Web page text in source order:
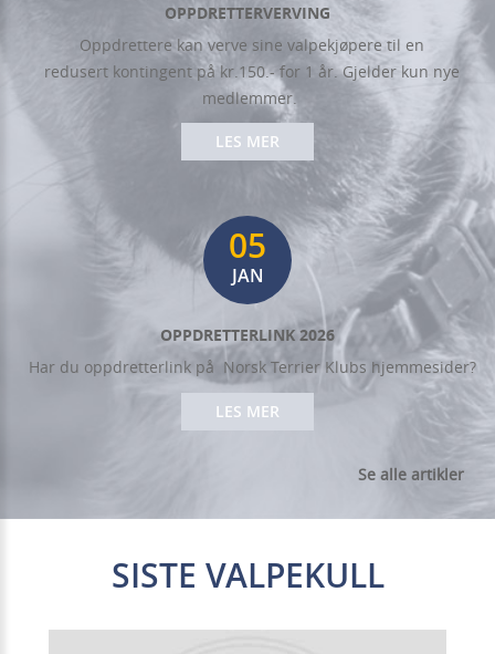
OPPDRETTERVERVING
Oppdrettere kan verve sine valpekjøpere til en
redusert kontingent på kr.150.- for 1 år. Gjelder kun nye
medlemmer.
LES MER
05
JAN
OPPDRETTERLINK 2026
Har du oppdretterlink på Norsk Terrier Klubs hjemmesider?
LES MER
Se alle artikler
SISTE VALPEKULL